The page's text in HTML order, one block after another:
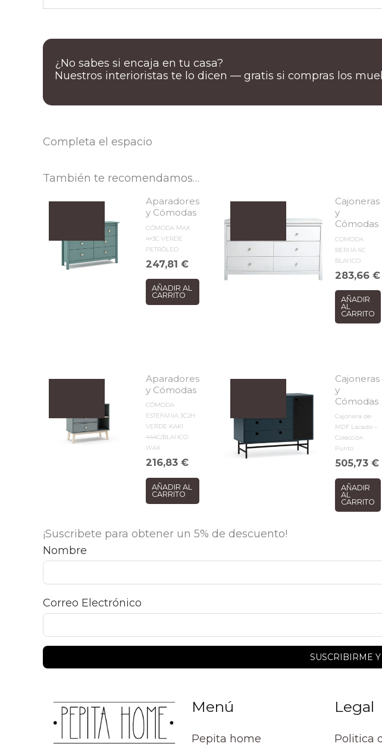
¿No sabes si encaja en tu casa?
Nuestros interioristas te lo dicen — gratis si compras los
Completa el espacio
También te recomendamos…
Aparadores
y Cómodas
CÓMODA MAX
4+3C VERDE
PETRÓLEO
247,81€
AÑADIR AL
CARRITO
Cajoneras
y
Cómodas
COMODA
BERNA 6C
BLANCO
283,66€
AÑADIR
AL
CARRITO
Aparadores
y Cómodas
CÓMODA
ESTEFANIA 3C2H
VERDE KAKI
444C/BLANCO
WAX
216,83€
AÑADIR AL
CARRITO
Cajoneras
y
Cómodas
Cajonera de
MDF Lacado –
Colección
Punto
505,73€
AÑADIR
AL
CARRITO
¡Suscribete para obtener un 5% de descuento!
Nombre
Correo Electrónico
Menú
Pepita home
Legal
Politica